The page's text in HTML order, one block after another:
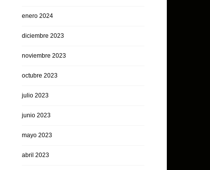
enero 2024
diciembre 2023
noviembre 2023
octubre 2023
julio 2023
junio 2023
mayo 2023
abril 2023